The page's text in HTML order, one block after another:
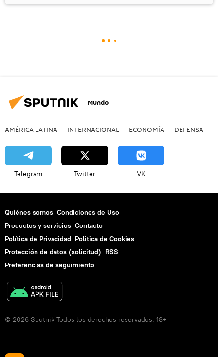
Mundo
AMÉRICA LATINA INTERNACIONAL ECONOMÍA DEFENSA
Telegram Twitter VK
Quiénes somos Condiciones de Uso
Productos y servicios Contacto
Política de Privacidad Politica de Cookies
Protección de datos (solicitud) RSS
Preferencias de seguimiento
© 2026 Sputnik Todos los derechos reservados. 18+